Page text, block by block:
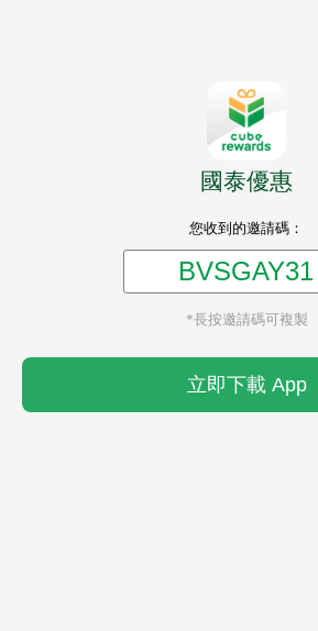
國泰優惠
您收到的邀請碼：
*長按邀請碼可複製
立即下載 App